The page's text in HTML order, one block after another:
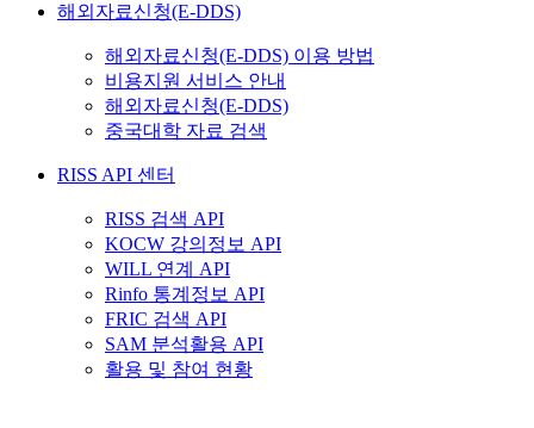
해외자료신청(E-DDS)
해외자료신청(E-DDS) 이용 방법
비용지원 서비스 안내
해외자료신청(E-DDS)
중국대학 자료 검색
RISS API 센터
RISS 검색 API
KOCW 강의정보 API
WILL 연계 API
Rinfo 통계정보 API
FRIC 검색 API
SAM 분석활용 API
활용 및 참여 현황